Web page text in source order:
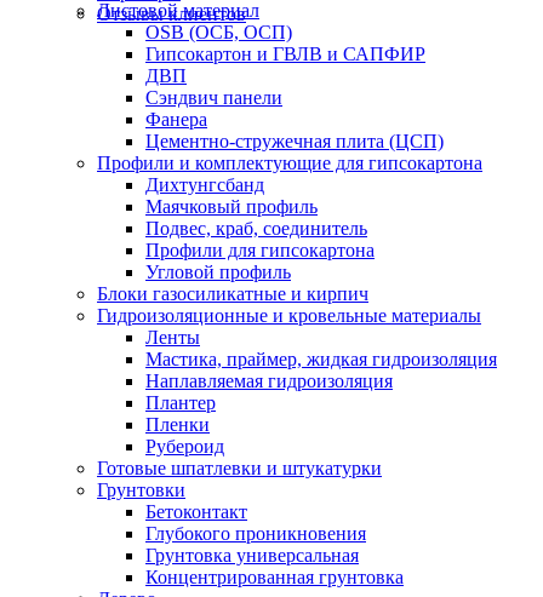
Отзывы клиентов
Листовой материал
OSB (ОСБ, ОСП)
Гипсокартон и ГВЛВ и САПФИР
ДВП
Сэндвич панели
Фанера
Цементно-стружечная плита (ЦСП)
Профили и комплектующие для гипсокартона
Дихтунгсбанд
Маячковый профиль
Подвес, краб, соединитель
Профили для гипсокартона
Угловой профиль
Блоки газосиликатные и кирпич
Гидроизоляционные и кровельные материалы
Ленты
Мастика, праймер, жидкая гидроизоляция
Наплавляемая гидроизоляция
Плантер
Пленки
Рубероид
Готовые шпатлевки и штукатурки
Грунтовки
Бетоконтакт
Глубокого проникновения
Грунтовка универсальная
Концентрированная грунтовка